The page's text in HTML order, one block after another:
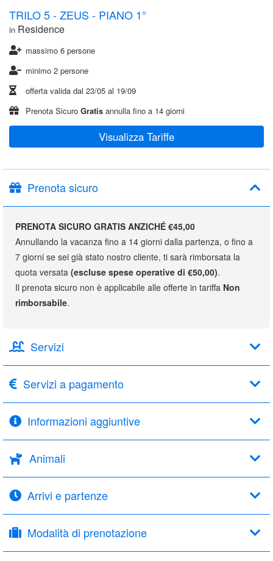
TRILO 5 - ZEUS - PIANO 1°
in Residence
massimo 6 persone
minimo 2 persone
offerta valida dal 23/05 al 19/09
Prenota Sicuro Gratis annulla fino a 14 giorni
Visualizza Tariffe
Prenota sicuro
PRENOTA SICURO GRATIS ANZICHÉ €45,00
Annullando la vacanza fino a 14 giorni dalla partenza, o fino a
7 giorni se sei già stato nostro cliente, ti sarà rimborsata la
quota versata (escluse spese operative di €50,00).
Il prenota sicuro non è applicabile alle offerte in tariffa Non
rimborsabile.
Servizi
Servizi a pagamento
Informazioni aggiuntive
Animali
Arrivi e partenze
Modalità di prenotazione